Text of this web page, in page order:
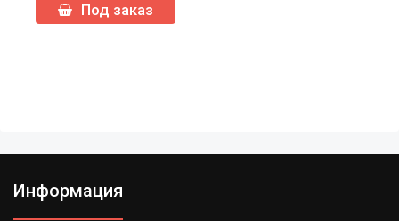
Под заказ
Информация